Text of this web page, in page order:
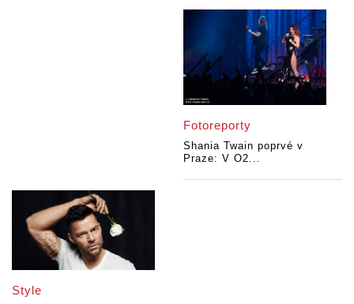
Fotoreporty
Shania Twain poprvé v
Praze: V O2...
Style